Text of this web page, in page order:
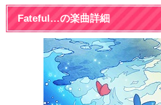
Fateful…の楽曲詳細